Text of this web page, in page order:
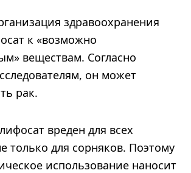
здравоохранения
к «возможно
веществам. Согласно
он может
рак.
вреден для всех
только для сорняков. Поэтому
использование наносит